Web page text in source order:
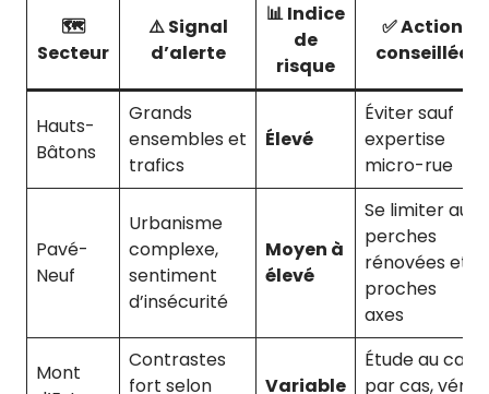
🗺️
Secteur
⚠️ Signal
d’alerte
📊 Indice
de
risque
✅ Action
conseillée
Hauts-
Bâtons
Grands
ensembles et
trafics
Élevé
Éviter sauf
expertise
micro-rue
Pavé-
Neuf
Urbanisme
complexe,
sentiment
d’insécurité
Moyen à
élevé
Se limiter aux
perches
rénovées et
proches
axes
Mont
Contrastes
fort selon
Variable
Étude au cas
par cas, vérif